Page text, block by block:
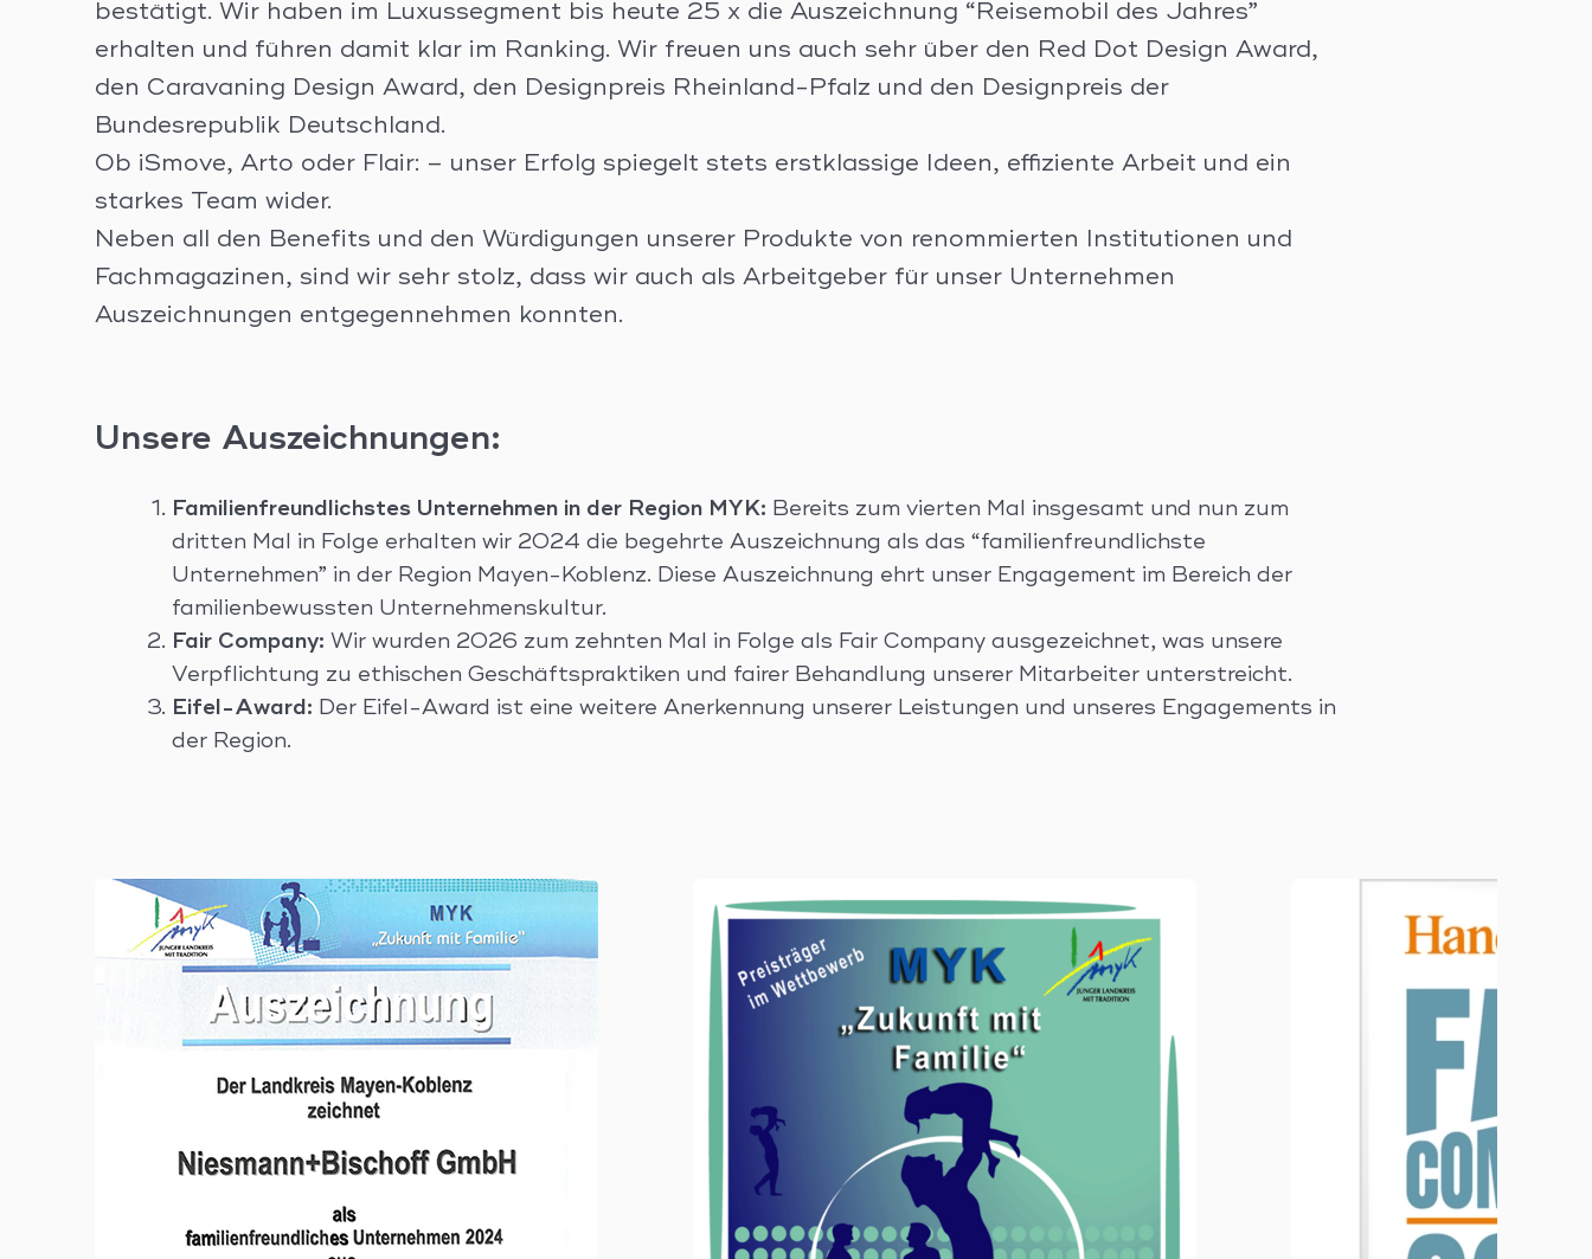
bestätigt. Wir haben im Luxussegment bis heute 25 x die Auszeichnung “Reisemobil des Jahres”
erhalten und führen damit klar im Ranking. Wir freuen uns auch sehr über den Red Dot Design Award,
den Caravaning Design Award, den Designpreis Rheinland-Pfalz und den Designpreis der
Bundesrepublik Deutschland.
Ob iSmove, Arto oder Flair: – unser Erfolg spiegelt stets erstklassige Ideen, effiziente Arbeit und ein
starkes Team wider.
Neben all den Benefits und den Würdigungen unserer Produkte von renommierten Institutionen und
Fachmagazinen, sind wir sehr stolz, dass wir auch als Arbeitgeber für unser Unternehmen
Auszeichnungen entgegennehmen konnten.
Unsere Auszeichnungen:
Familienfreundlichstes Unternehmen in der Region MYK: Bereits zum vierten Mal insgesamt und nun zum
dritten Mal in Folge erhalten wir 2024 die begehrte Auszeichnung als das “familienfreundlichste
Unternehmen” in der Region Mayen-Koblenz. Diese Auszeichnung ehrt unser Engagement im Bereich der
familienbewussten Unternehmenskultur.
Fair Company: Wir wurden 2026 zum zehnten Mal in Folge als Fair Company ausgezeichnet, was unsere
Verpflichtung zu ethischen Geschäftspraktiken und fairer Behandlung unserer Mitarbeiter unterstreicht.
Eifel-Award: Der Eifel-Award ist eine weitere Anerkennung unserer Leistungen und unseres Engagements in
der Region.